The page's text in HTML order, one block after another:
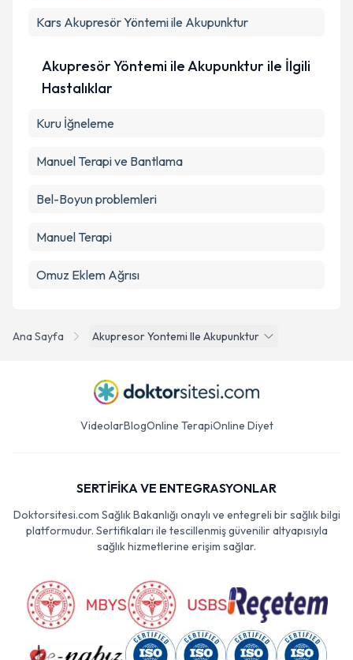
Ana Sayfa Akupresor Yontemi Ile Akupunktur
Kars Akupresör Yöntemi ile Akupunktur
Akupresör Yöntemi ile Akupunktur ile İlgili
Hastalıklar
Kuru İğneleme
Manuel Terapi ve Bantlama
Bel-Boyun problemleri
Manuel Terapi
Omuz Eklem Ağrısı
VideolarBlogOnline TerapiOnline Diyet
SERTİFİKA VE ENTEGRASYONLAR
Doktorsitesi.com Sağlık Bakanlığı onaylı ve entegreli bir sağlık bilgi
platformudur. Sertifikaları ile tescillenmiş güvenilir altyapısıyla
sağlık hizmetlerine erişim sağlar.